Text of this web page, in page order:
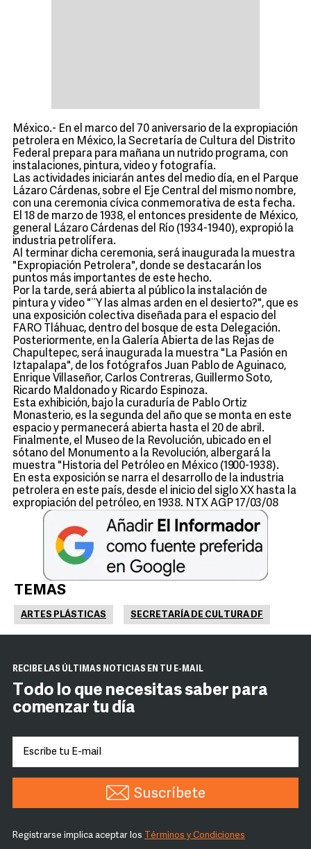
México.- En el marco del 70 aniversario de la expropiación
petrolera en México, la Secretaría de Cultura del Distrito
Federal prepara para mañana un nutrido programa, con
instalaciones, pintura, video y fotografía.
Las actividades iniciarán antes del medio día, en el Parque
Lázaro Cárdenas, sobre el Eje Central del mismo nombre,
con una ceremonia cívica conmemorativa de esta fecha.
El 18 de marzo de 1938, el entonces presidente de México,
general Lázaro Cárdenas del Río (1934-1940), expropió la
industria petrolífera.
Al terminar dicha ceremonia, será inaugurada la muestra
"Expropiación Petrolera", donde se destacarán los
puntos más importantes de este hecho.
Por la tarde, será abierta al público la instalación de
pintura y video "¨Y las almas arden en el desierto?", que es
una exposición colectiva diseñada para el espacio del
FARO Tláhuac, dentro del bosque de esta Delegación.
Posteriormente, en la Galería Abierta de las Rejas de
Chapultepec, será inaugurada la muestra "La Pasión en
Iztapalapa", de los fotógrafos Juan Pablo de Aguinaco,
Enrique Villaseñor, Carlos Contreras, Guillermo Soto,
Ricardo Maldonado y Ricardo Espinoza.
Esta exhibición, bajo la curaduría de Pablo Ortiz
Monasterio, es la segunda del año que se monta en este
espacio y permanecerá abierta hasta el 20 de abril.
Finalmente, el Museo de la Revolución, ubicado en el
sótano del Monumento a la Revolución, albergará la
muestra "Historia del Petróleo en México (1900-1938).
En esta exposición se narra el desarrollo de la industria
petrolera en este país, desde el inicio del siglo XX hasta la
expropiación del petróleo, en 1938. NTX AGP 17/03/08
TEMAS
ARTES PLÁSTICAS SECRETARÍA DE CULTURA DF
RECIBE LAS ÚLTIMAS NOTICIAS EN TU E-MAIL
Todo lo que necesitas saber para
comenzar tu día
Suscríbete
Registrarse implica aceptar los Términos y Condiciones